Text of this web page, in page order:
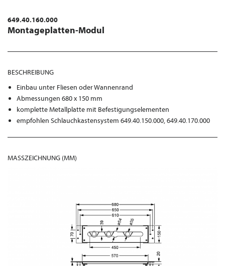
649.40.160.000
Montageplatten-Modul
BESCHREIBUNG
Einbau unter Fliesen oder Wannenrand
Abmessungen 680 x 150 mm
komplette Metallplatte mit Befestigungselementen
empfohlen Schlauchkastensystem 649.40.150.000, 649.40.170.000
MASSZEICHNUNG (MM)